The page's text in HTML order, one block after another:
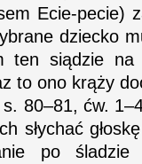
Ecie-pecie)
dziecko
ten siądzie
to ono krąży
80–81, ćw.
słychać
po